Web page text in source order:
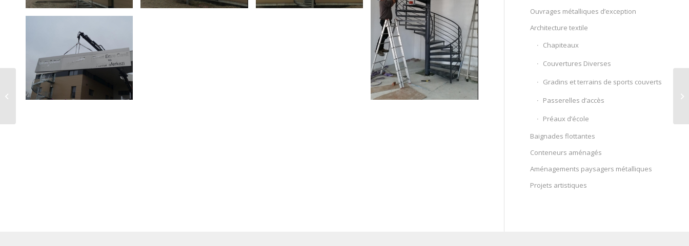
Ouvrages métalliques d’exception
Architecture textile
Chapiteaux
Couvertures Diverses
Gradins et terrains de sports couverts
Passerelles d’accès
Préaux d’école
Baignades flottantes
Conteneurs aménagés
Aménagements paysagers métalliques
Projets artistiques
Passerelles 3 niveaux